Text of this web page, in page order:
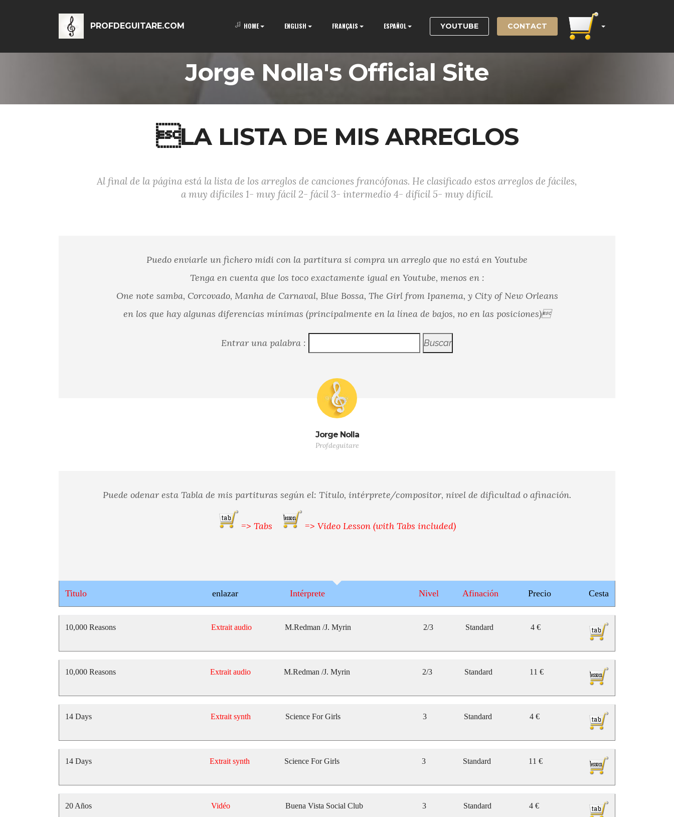
PROFDEGUITARE.COM HOME ENGLISH FRANÇAIS ESPAÑOL YOUTUBE CONTACT
Jorge Nolla's Official Site
LA LISTA DE MIS ARREGLOS
Al final de la página está la lista de los arreglos de canciones francófonas. He clasificado estos arreglos de fáciles,
a muy difíciles 1- muy fácil 2- fácil 3- intermedio 4- difícil 5- muy difícil.
Puedo enviarle un fichero midi con la partitura si compra un arreglo que no está en Youtube
Tenga en cuenta que los toco exactamente igual en Youtube, menos en :
One note samba, Corcovado, Manha de Carnaval, Blue Bossa, The Girl from Ipanema, y City of New Orleans
en los que hay algunas diferencias mínimas (principalmente en la línea de bajos, no en las posiciones)
Entrar una palabra :
Jorge Nolla
Profdeguitare
Puede odenar esta Tabla de mis partituras según el: Título, intérprete/compositor, nivel de dificultad o afinación.
=> Tabs => Video Lesson (with Tabs included)
Titulo enlazar Intérprete Nivel Afinación Precio Cesta
10,000 Reasons Extrait audio M.Redman /J. Myrin 2/3 Standard 4 €
10,000 Reasons Extrait audio M.Redman /J. Myrin 2/3 Standard 11 €
14 Days Extrait synth Science For Girls 3 Standard 4 €
14 Days Extrait synth Science For Girls 3 Standard 11 €
20 Años Vidéo Buena Vista Social Club 3 Standard 4 €